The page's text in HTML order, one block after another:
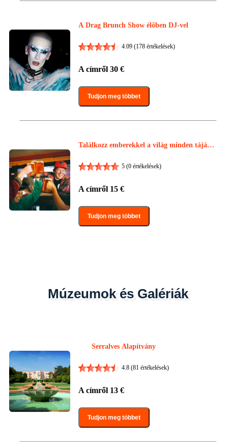
A Drag Brunch Show élőben DJ-vel
4.09 (178 értékelések)
A címről 30 €
Tudjon meg többet
Találkozz emberekkel a világ minden tájáró
5 (0 értékelések)
A címről 15 €
Tudjon meg többet
Múzeumok és Galériák
Serralves Alapítvány
4.8 (81 értékelések)
A címről 13 €
Tudjon meg többet